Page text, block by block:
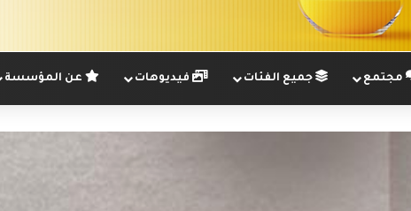
مجتمع جميع الفئات فيديوهات عن المؤسسة